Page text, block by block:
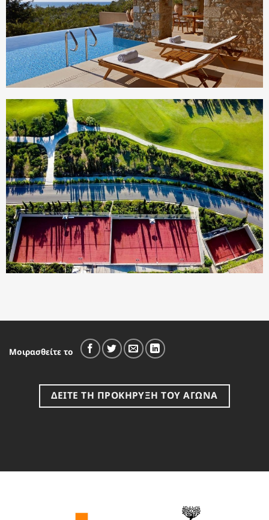
Μοιρασθείτε το
ΔΕΙΤΕ ΤΗ ΠΡΟΚΗΡΥΞΗ ΤΟΥ ΑΓΩΝΑ